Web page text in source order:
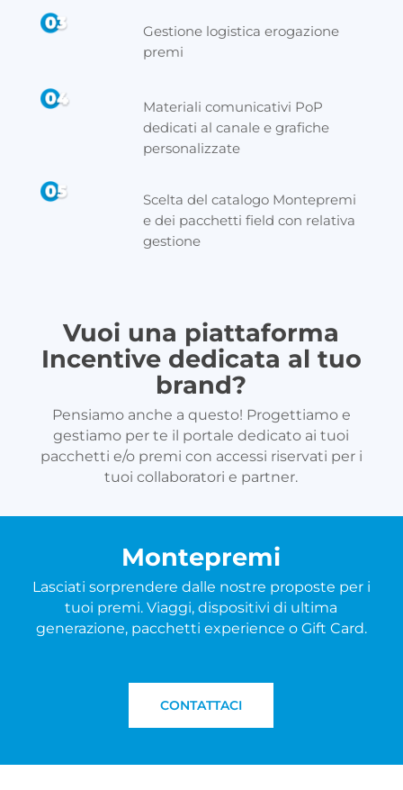
Gestione logistica erogazione
premi
Materiali comunicativi PoP
dedicati al canale e grafiche
personalizzate
Scelta del catalogo Montepremi
e dei pacchetti field con relativa
gestione
Vuoi una piattaforma
Incentive dedicata al tuo
brand?
Pensiamo anche a questo! Progettiamo e
gestiamo per te il portale dedicato ai tuoi
pacchetti e/o premi con accessi riservati per i
tuoi collaboratori e partner.
Montepremi
Lasciati sorprendere dalle nostre proposte per i
tuoi premi. Viaggi, dispositivi di ultima
generazione, pacchetti experience o Gift Card.
CONTATTACI